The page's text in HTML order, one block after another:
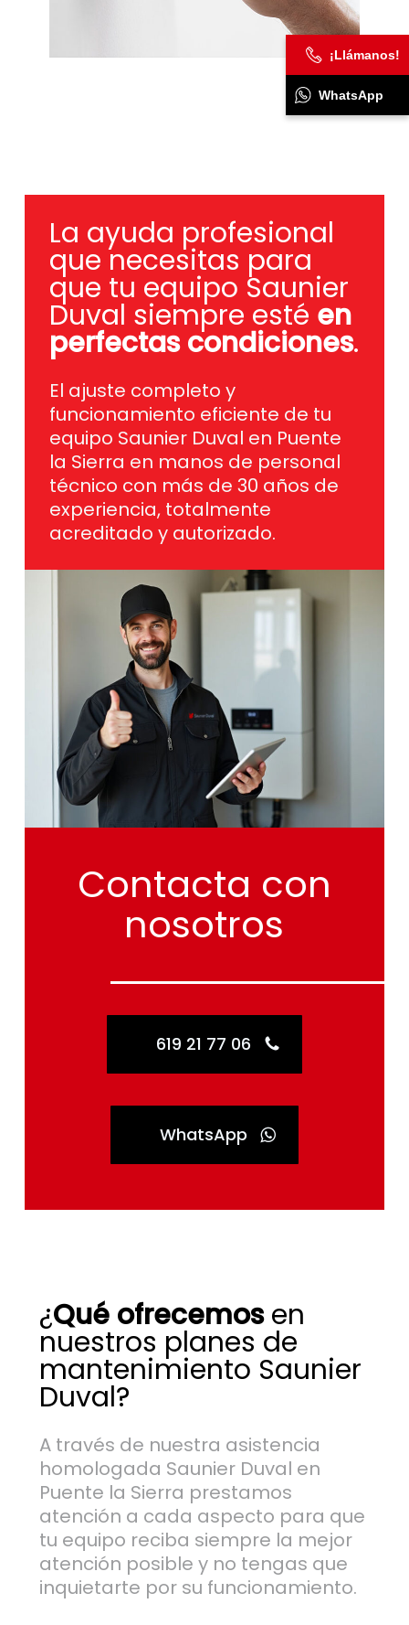
La ayuda profesional
que necesitas para
que tu equipo Saunier
Duval siempre esté en
perfectas condiciones.
El ajuste completo y
funcionamiento eficiente de tu
equipo Saunier Duval en Puente
la Sierra en manos de personal
técnico con más de 30 años de
experiencia, totalmente
acreditado y autorizado.
Contacta con
nosotros
619 21 77 06
WhatsApp
¿Qué ofrecemosen
nuestros planes de
mantenimiento Saunier
Duval?
A través de nuestra asistencia
homologada Saunier Duval en
Puente la Sierra prestamos
atención a cada aspecto para que
tu equipo reciba siempre la mejor
atención posible y no tengas que
inquietarte por su funcionamiento.
¡Llámanos!
WhatsApp